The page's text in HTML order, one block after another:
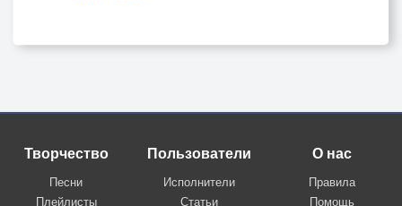
Творчество
Песни
Плейлисты
Пользователи
Исполнители
Статьи
О нас
Правила
Помощь